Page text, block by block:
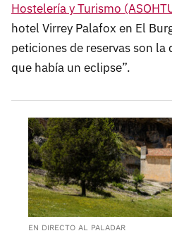
Hostelería y Turismo
hotel Virrey Palafox en El
peticiones de reservas son la
que había un eclipse”.
EN DIRECTO AL PALADAR